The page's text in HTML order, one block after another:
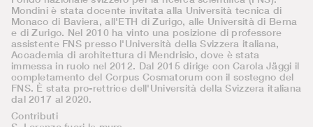
Dal 1982 al 1987 ha ricoperto la cattedra di Storia dell'Arte
all'Università di Francoforte, e nel 1986/87 è stato professore
ospite alla Biblioteca Hertziana di Roma. Dal 1987 al 2009 è
stato titolare della cattedra di Storia dell’Arte Medievale
all'Università di Zurigo. Nel 1993 ha subito un trapianto di
cuore. Le sue ricerche si concentrano su diversi temi: l’arte al
tempo di Federico II, l’oreficeria medievale, Chartres e la
scultura gotica, il ruolo e la firma dell’artista medievale, e le
opere di Holbein, Dürer, le visioni nell’arte e l'outsider art. Il
suo principale focus di ricerca rimane Roma e il Corpus delle
Chiese di Roma tra il 1050 e il 1300. Il 5 febbraio 2026 Peter
Mondini è stata docente invitata alla Università tecnica di
Monaco di Baviera, all'ETH di Zurigo, alle Università di Berna
e di Zurigo. Nel 2010 ha vinto una posizione di professore
assistente FNS presso l'Università della Svizzera italiana,
Accademia di architettura di Mendrisio, dove è stata
immessa in ruolo nel 2012. Dal 2015 dirige con Carola Jäggi il
completamento del Corpus Cosmatorum con il sostegno del
FNS. È stata pro-rettrice dell'Università della Svizzera italiana
dal 2017 al 2020.
Contributi